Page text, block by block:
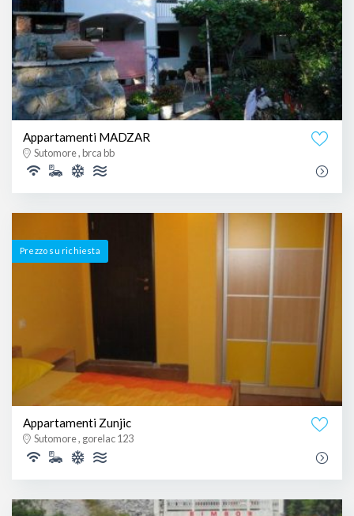
Appartamenti MADZAR
Sutomore , brca bb
Prezzo su richiesta
Appartamenti Zunjic
Sutomore , gorelac 123